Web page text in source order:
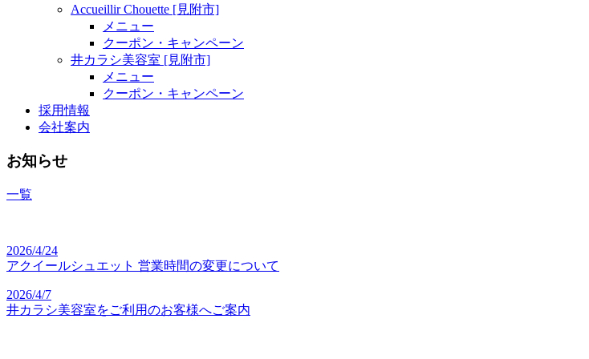
Accueillir Chouette [見附市]
メニュー
クーポン・キャンペーン
井カラシ美容室 [見附市]
メニュー
クーポン・キャンペーン
採用情報
会社案内
お知らせ
一覧
2026/4/24
アクイールシュエット 営業時間の変更について
2026/4/7
井カラシ美容室をご利用のお客様へご案内